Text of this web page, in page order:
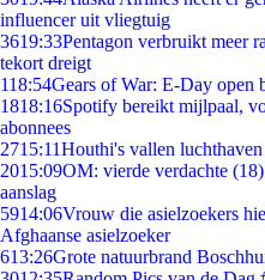
influencer uit vliegtuig
3619:33Pentagon verbruikt meer
tekort dreigt
118:54Gears of War: E-Day open
1818:16Spotify bereikt mijlpaal,
abonnees
2715:11Houthi's vallen
2015:09OM: vierde verdachte
aanslag
5914:06Vrouw die asielzoekers
Afghaanse asielzoeker
613:26Grote natuurbrand